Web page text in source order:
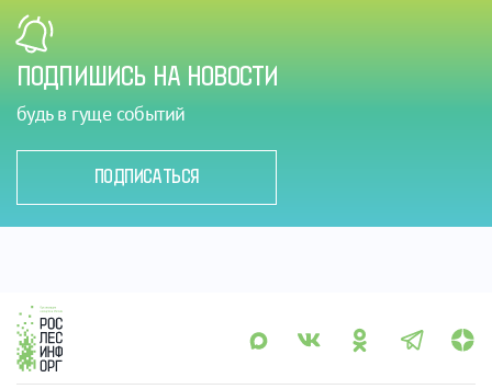
ПОДПИШИСЬ НА НОВОСТИ
будь в гуще событий
ПОДПИСАТЬСЯ